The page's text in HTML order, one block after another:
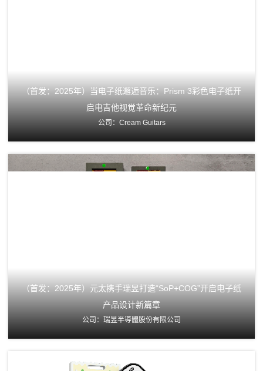
（首发：2025年）当电子纸邂逅音乐：Prism 3彩色电子纸开
启电吉他视觉革命新纪元
公司：Cream Guitars
（首发：2025年）元太携手瑞昱打造“SoP+COG”开启电子纸
产品设计新篇章
公司：瑞昱半導體股份有限公司